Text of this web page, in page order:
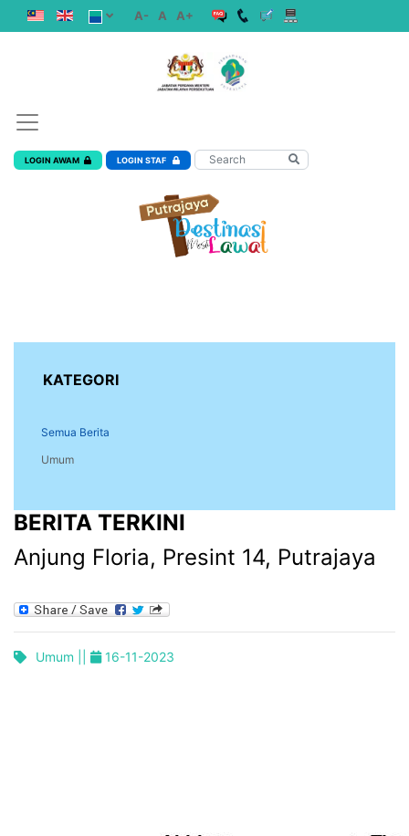
A- A A+
LOGIN AWAM LOGIN STAF
KATEGORI
Semua Berita
Umum
BERITA TERKINI
Anjung Floria, Presint 14, Putrajaya
Umum || 16-11-2023